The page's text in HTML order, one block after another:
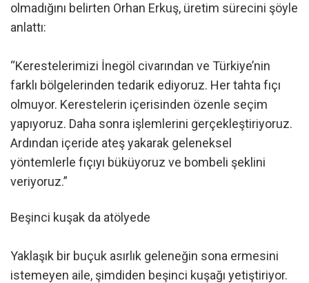
olmadığını belirten Orhan Erkuş, üretim sürecini şöyle
anlattı:
“Kerestelerimizi İnegöl civarından ve Türkiye’nin
farklı bölgelerinden tedarik ediyoruz. Her tahta fıçı
olmuyor. Kerestelerin içerisinden özenle seçim
yapıyoruz. Daha sonra işlemlerini gerçekleştiriyoruz.
Ardından içeride ateş yakarak geleneksel
yöntemlerle fıçıyı büküyoruz ve bombeli şeklini
veriyoruz.”
Beşinci kuşak da atölyede
Yaklaşık bir buçuk asırlık geleneğin sona ermesini
istemeyen aile, şimdiden beşinci kuşağı yetiştiriyor.